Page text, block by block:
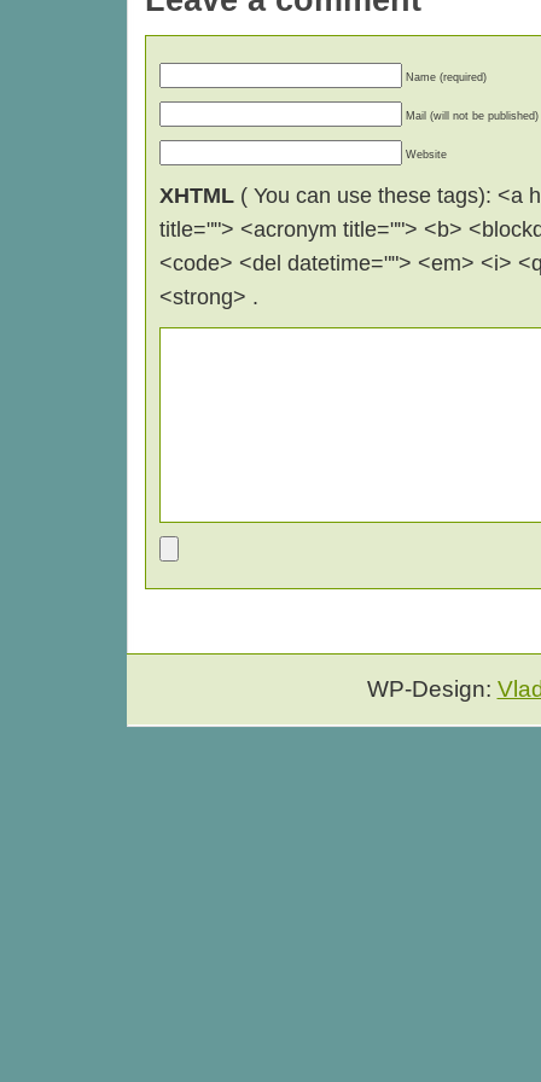
Name (required)
Mail (will not be published)
Website
XHTML ( You can use these tags): <a
title=""> <acronym title=""> <b>
<code> <del datetime=""> <em> <i>
<strong> .
WP-Design: